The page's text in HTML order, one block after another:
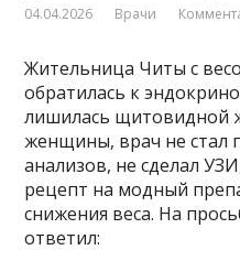
04.04.2026 Врачи
Жительница Читы с
обратилась к
лишилась щитовидной
женщины, врач не стал
анализов, не сделал
рецепт на модный
снижения веса. На
ответил: